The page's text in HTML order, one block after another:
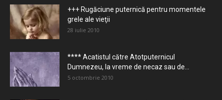
+++ Rugăciune puternică pentru momentele
grele ale vieţii
28 iulie 2010
**** Acatistul către Atotputernicul
Dumnezeu, la vreme de necaz sau de...
5 octombrie 2010